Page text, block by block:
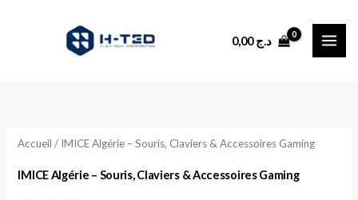
د.ج0,00
Accueil / IMICE Algérie – Souris, Claviers & Accessoires Gaming
IMICE Algérie – Souris, Claviers & Accessoires Gaming
récent
au